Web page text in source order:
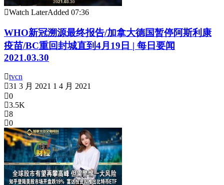
Watch LaterAdded 07:36
WHO新冠溯源最终报告/加拿大德国暂停阿斯利康
疫苗/BC重回封城直到4月19日 | 每日要闻
2021.03.30
tvcn
31 3 月 2021 1 4 月 2021
0
3.5K
8
0